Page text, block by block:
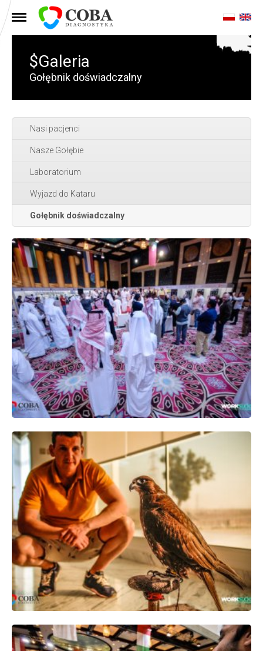
MENU
$Galeria
Gołębnik doświadczalny
Nasi pacjenci
Nasze Gołębie
Laboratorium
Wyjazd do Kataru
Gołębnik doświadczalny